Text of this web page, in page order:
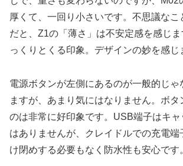
厚くて、一回り小さいです。不思議な
だと、Z1の「薄さ」は不安定感を感じ
っくりとくる印象。デザインの妙を感じ
電源ボタンが左側にあるのが一般的じゃ
ますが、あまり気にはなりません。ボタ
のは非常に好印象です。USB端子はキ
はありませんが、クレイドルでの充電端
け閉めする必要もなく防水性も安心です